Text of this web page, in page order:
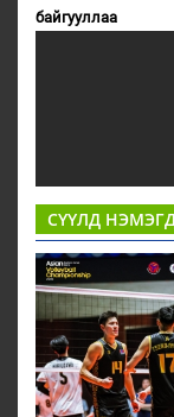
байгууллаа
СҮҮЛД